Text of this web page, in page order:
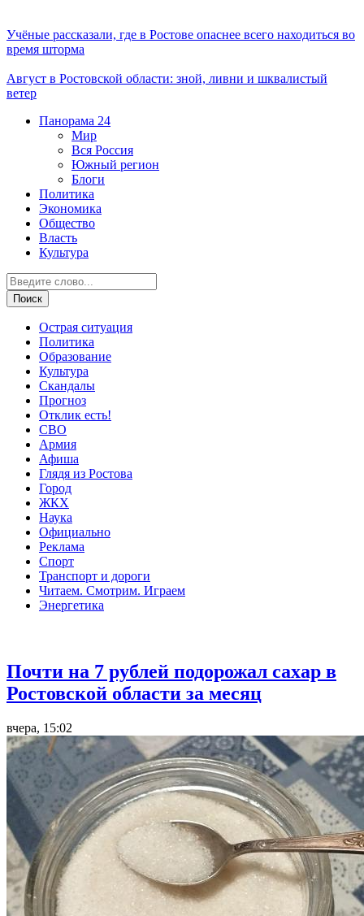
Учёные рассказали, где в Ростове опаснее всего находиться во
время шторма
Август в Ростовской области: зной, ливни и шквалистый
ветер
Панорама 24
Мир
Вся Россия
Южный регион
Блоги
Политика
Экономика
Общество
Власть
Культура
Острая ситуация
Политика
Образование
Культура
Скандалы
Прогноз
Отклик есть!
СВО
Армия
Афиша
Глядя из Ростова
Город
ЖКХ
Наука
Официально
Реклама
Спорт
Транспорт и дороги
Читаем. Смотрим. Играем
Энергетика
Почти на 7 рублей подорожал сахар в
Ростовской области за месяц
вчера, 15:02